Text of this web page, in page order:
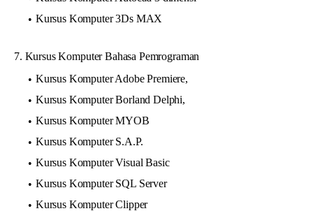
Kursus Komputer 3Ds MAX
7. Kursus Komputer Bahasa Pemrograman
Kursus Komputer Adobe Premiere,
Kursus Komputer Borland Delphi,
Kursus Komputer MYOB
Kursus Komputer S.A.P.
Kursus Komputer Visual Basic
Kursus Komputer SQL Server
Kursus Komputer Clipper